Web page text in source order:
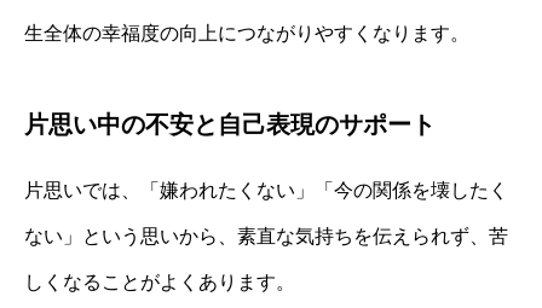
生全体の幸福度の向上につながりやすくなります。
片思い中の不安と自己表現のサポート
片思いでは、「嫌われたくない」「今の関係を壊したく
ない」という思いから、素直な気持ちを伝えられず、苦
しくなることがよくあります。